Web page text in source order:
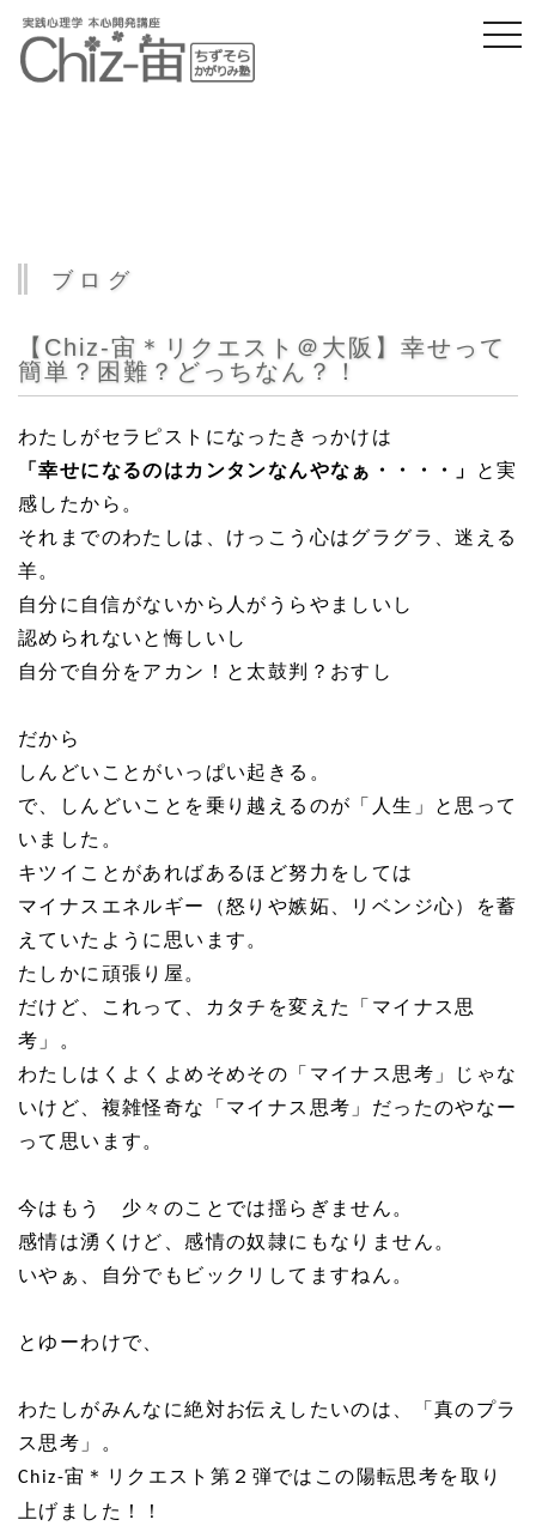
ブログ
【Chiz-宙＊リクエスト＠大阪】幸せって
簡単？困難？どっちなん？！
わたしがセラピストになったきっかけは
「幸せになるのはカンタンなんやなぁ・・・・」
と実
感したから。
それまでのわたしは、けっこう心はグラグラ、迷える
羊。
自分に自信がないから人がうらやましいし
認められないと悔しいし
自分で自分をアカン！と太鼓判？おすし
だから
しんどいことがいっぱい起きる。
で、しんどいことを乗り越えるのが「人生」と思って
いました。
キツイことがあればあるほど努力をしては
マイナスエネルギー（怒りや嫉妬、リベンジ心）を蓄
えていたように思います。
たしかに頑張り屋。
だけど、これって、カタチを変えた「マイナス思
考」。
わたしはくよくよめそめその「マイナス思考」じゃな
いけど、複雑怪奇な「マイナス思考」だったのやなー
って思います。
今はもう 少々のことでは揺らぎません。
感情は湧くけど、感情の奴隷にもなりません。
いやぁ、自分でもビックリしてますねん。
とゆーわけで、
わたしがみんなに絶対お伝えしたいのは、「真のプラ
ス思考」。
Chiz-宙＊リクエスト第２弾ではこの陽転思考を取り
上げました！！